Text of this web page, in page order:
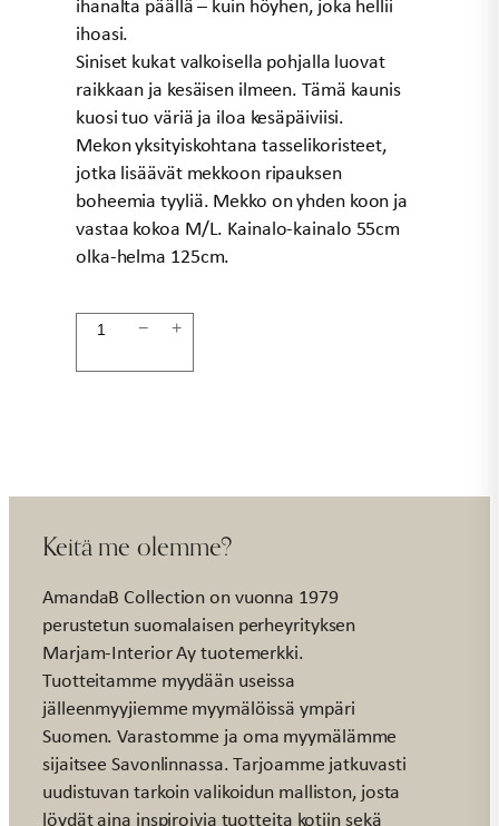
ihanalta päällä – kuin höyhen, joka hellii
ihoasi.
Siniset kukat valkoisella pohjalla luovat
raikkaan ja kesäisen ilmeen. Tämä kaunis
kuosi tuo väriä ja iloa kesäpäiviisi.
Mekon yksityiskohtana tasselikoristeet,
jotka lisäävät mekkoon ripauksen
boheemia tyyliä. Mekko on yhden koon ja
vastaa kokoa M/L. Kainalo-kainalo 55cm
olka-helma 125cm.
Mekko
− +
Keitä me olemme?
AmandaB Collection on vuonna 1979
perustetun suomalaisen perheyrityksen
Marjam-Interior Ay tuotemerkki.
Tuotteitamme myydään useissa
jälleenmyyjiemme myymälöissä ympäri
Suomen. Varastomme ja oma myymälämme
sijaitsee Savonlinnassa. Tarjoamme jatkuvasti
uudistuvan tarkoin valikoidun malliston, josta
löydät aina inspiroivia tuotteita kotiin sekä